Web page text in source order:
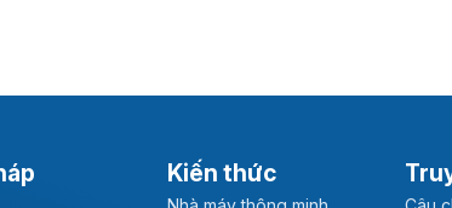
Kiến thức